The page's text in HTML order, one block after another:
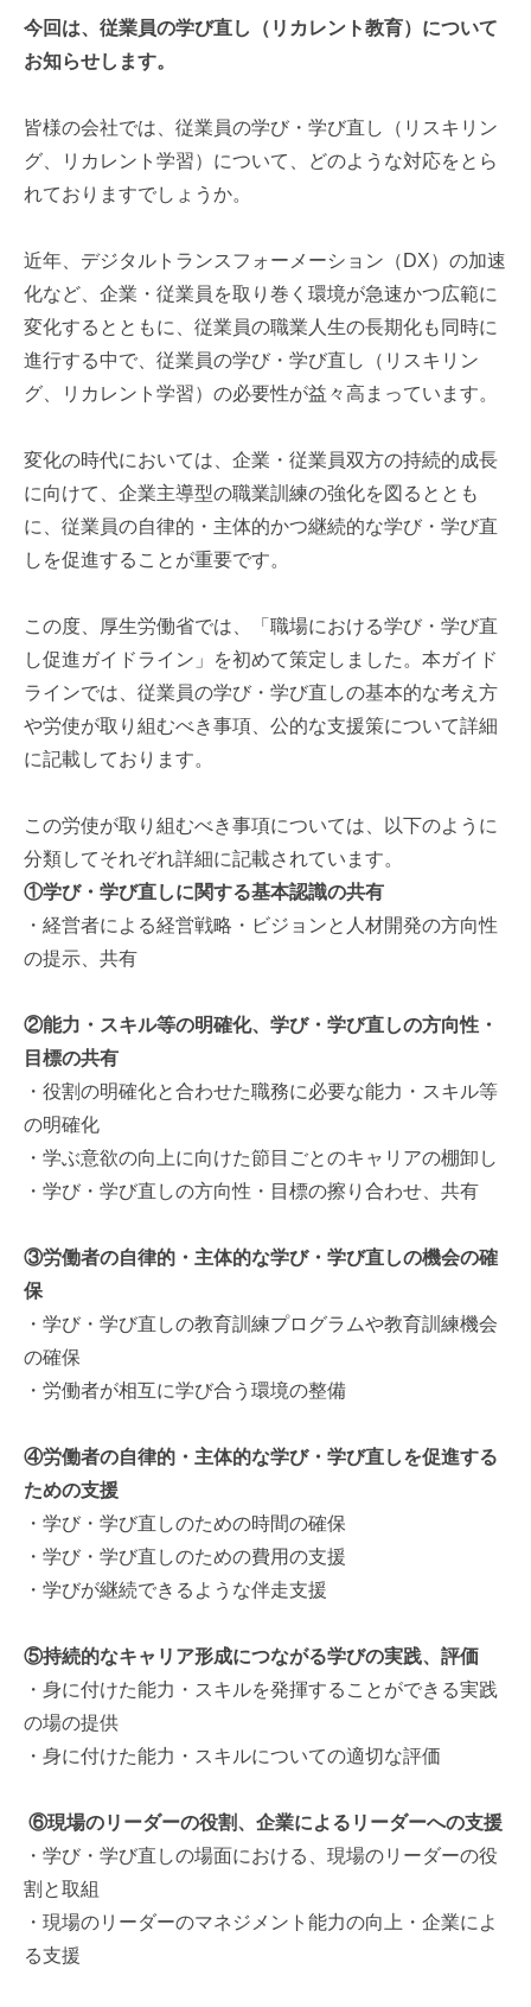
今回は、従業員の学び直し（リカレント教育）について
お知らせします。
皆様の会社では、従業員の学び・学び直し（リスキリン
グ、リカレント学習）について、どのような対応をとら
れておりますでしょうか。
近年、デジタルトランスフォーメーション（DX）の加速
化など、企業・従業員を取り巻く環境が急速かつ広範に
変化するとともに、従業員の職業人生の長期化も同時に
進行する中で、従業員の学び・学び直し（リスキリン
グ、リカレント学習）の必要性が益々高まっています。
変化の時代においては、企業・従業員双方の持続的成長
に向けて、企業主導型の職業訓練の強化を図るととも
に、従業員の自律的・主体的かつ継続的な学び・学び直
しを促進することが重要です。
この度、厚生労働省では、「職場における学び・学び直
し促進ガイドライン」を初めて策定しました。本ガイド
ラインでは、従業員の学び・学び直しの基本的な考え方
や労使が取り組むべき事項、公的な支援策について詳細
に記載しております。
この労使が取り組むべき事項については、以下のように
分類してそれぞれ詳細に記載されています。
①学び・学び直しに関する基本認識の共有
・経営者による経営戦略・ビジョンと人材開発の方向性
の提示、共有
②能力・スキル等の明確化、学び・学び直しの方向性・
目標の共有
・役割の明確化と合わせた職務に必要な能力・スキル等
の明確化
・学ぶ意欲の向上に向けた節目ごとのキャリアの棚卸し
・学び・学び直しの方向性・目標の擦り合わせ、共有
③労働者の自律的・主体的な学び・学び直しの機会の確
保
・学び・学び直しの教育訓練プログラムや教育訓練機会
の確保
・労働者が相互に学び合う環境の整備
④労働者の自律的・主体的な学び・学び直しを促進する
ための支援
・学び・学び直しのための時間の確保
・学び・学び直しのための費用の支援
・学びが継続できるような伴走支援
⑤持続的なキャリア形成につながる学びの実践、評価
・身に付けた能力・スキルを発揮することができる実践
の場の提供
・身に付けた能力・スキルについての適切な評価
⑥現場のリーダーの役割、企業によるリーダーへの支援
・学び・学び直しの場面における、現場のリーダーの役
割と取組
・現場のリーダーのマネジメント能力の向上・企業によ
る支援